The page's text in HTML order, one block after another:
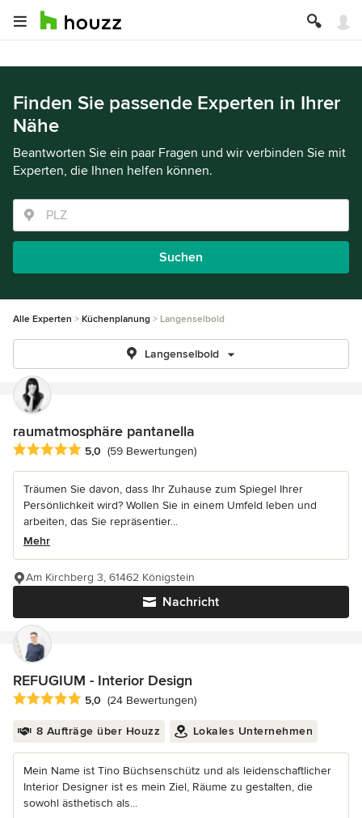
Finden Sie passende Experten in Ihrer
Nähe
Beantworten Sie ein paar Fragen und wir verbinden Sie mit
Experten, die Ihnen helfen können.
Suchen
Alle Experten Küchenplanung Langenselbold
Langenselbold
raumatmosphäre pantanella
Durchschnittliche Bewertung: 5 von 5 Sternen
5,0 (59 Bewertungen)
Träumen Sie davon, dass Ihr Zuhause zum Spiegel Ihrer
Persönlichkeit wird? Wollen Sie in einem Umfeld leben und
arbeiten, das Sie repräsentier...
Mehr
Nachricht
Am Kirchberg 3, 61462 Königstein
REFUGIUM - Interior Design
Durchschnittliche Bewertung: 5 von 5 Sternen
5,0 (24 Bewertungen)
8 Aufträge über Houzz Lokales Unternehmen
Mein Name ist Tino Büchsenschütz und als leidenschaftlicher
Interior Designer ist es mein Ziel, Räume zu gestalten, die
sowohl ästhetisch als...